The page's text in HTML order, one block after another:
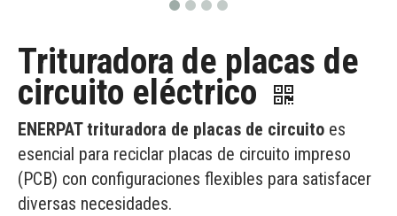
Trituradora de placas de
circuito eléctrico
ENERPAT trituradora de placas de circuito es
esencial para reciclar placas de circuito impreso
(PCB) con configuraciones flexibles para satisfacer
diversas necesidades.